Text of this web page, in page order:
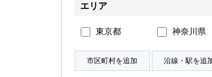
お気に入り物件
物件閲覧履歴
検索履歴
エリア
東京都 神奈川県